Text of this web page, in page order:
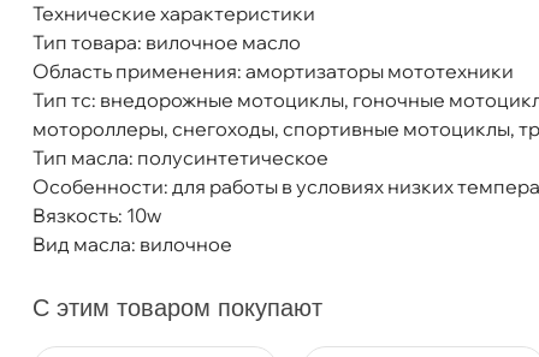
Технические характеристики
Тип товара: вилочное масло
Область применения: амортизаторы мототехники
Тип тс: внедорожные мотоциклы, гоночные
мотороллеры, снегоходы, спортивные мотоциклы,
Тип масла: полусинтетическое
Особенности: для работы в условиях низких
язкость: 10w
ид масла: вилочное
С этим товаром покупают
Бесплатная
Самовывоз
ул. Салова, д. 30
Пн-Пт09.30 - 19.00 Сб-Вс10.00 - 19.00
Сегодня, бесплатно
Богатырский пр. 12
Пн–Вс
10:00 – 21:00